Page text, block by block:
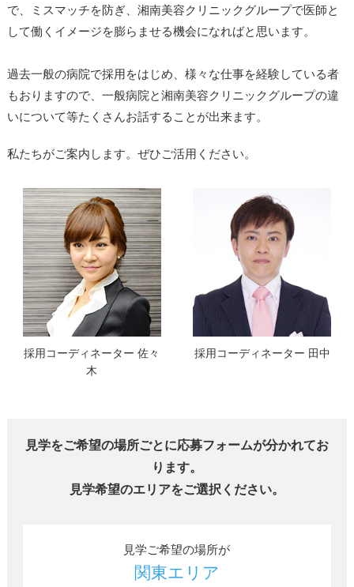
で、ミスマッチを防ぎ、湘南美容クリニックグループで医師と
して働くイメージを膨らませる機会になればと思います。
過去一般の病院で採用をはじめ、様々な仕事を経験している者
もおりますので、一般病院と湘南美容クリニックグループの違
いについて等たくさんお話することが出来ます。
私たちがご案内します。ぜひご活用ください。
採用コーディネーター 佐々
木
採用コーディネーター 田中
見学をご希望の場所ごとに応募フォームが分かれてお
ります。
見学希望のエリアをご選択ください。
見学ご希望の場所が
関東エリア